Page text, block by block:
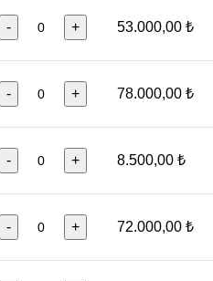
- + 53.000,00 ₺
- + 78.000,00 ₺
- + 8.500,00 ₺
- + 72.000,00 ₺